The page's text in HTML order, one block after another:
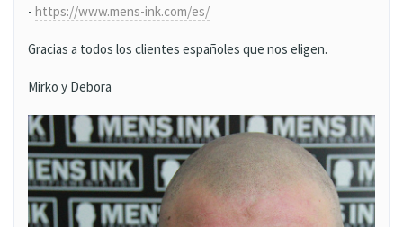
- https://www.mens-ink.com/es/
Gracias a todos los clientes españoles que nos eligen.
Mirko y Debora